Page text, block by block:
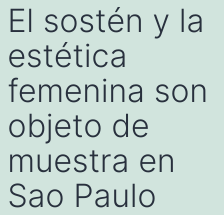
El sostén y la
estética
femenina son
objeto de
muestra en
Sao Paulo